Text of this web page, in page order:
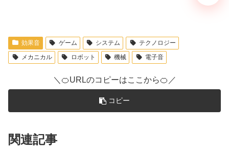
効果音 ゲーム システム
テクノロジー
メカニカル
ロボット 機械 電子音
＼🍊URLのコピーはここから🍊／
コピー
関連記事